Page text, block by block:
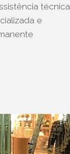
técnica
e